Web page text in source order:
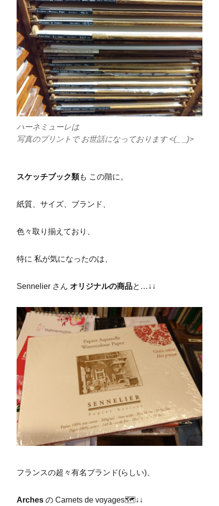
ハーネミューレは
写真のプリントで お世話になっております <(_ _)>
スケッチブック類も この階に。
紙質、サイズ、ブランド、
色々取り揃えており、
特に 私が気になったのは、
Sennelier さん オリジナルの商品と…↓↓
フランスの超々有名ブランド(らしい)、
Arches の Carnets de voyages🗺↓↓